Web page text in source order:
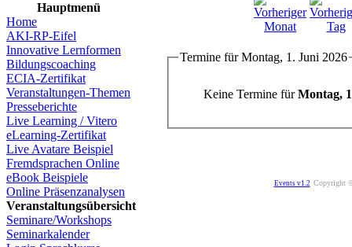
Hauptmenü
Home
AKI-RP-Eifel
Innovative Lernformen
Bildungscoaching
ECIA-Zertifikat
Veranstaltungen-Themen
Presseberichte
Live Learning / Vitero
eLearning-Zertifikat
Live Avatare Beispiel
Fremdsprachen Online
eBook Beispiele
Online Präsenzanalysen
Veranstaltungsübersicht
Seminare/Workshops
Seminarkalender
Termine für Montag, 1. Juni 2026
Keine Termine fürMontag,
Events v1.2 Copyright